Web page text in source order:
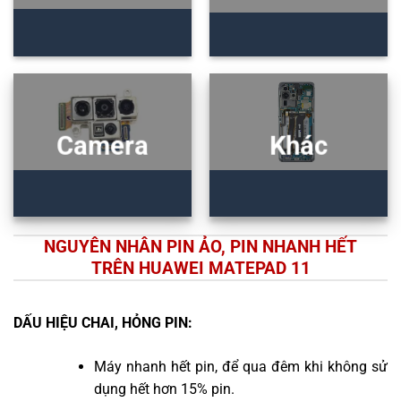
Camera Khác
NGUYÊN NHÂN PIN ẢO, PIN NHANH HẾT
TRÊN HUAWEI MATEPAD 11
DẤU HIỆU CHAI, HỎNG PIN:
Máy nhanh hết pin, để qua đêm khi không sử
dụng hết hơn 15% pin.